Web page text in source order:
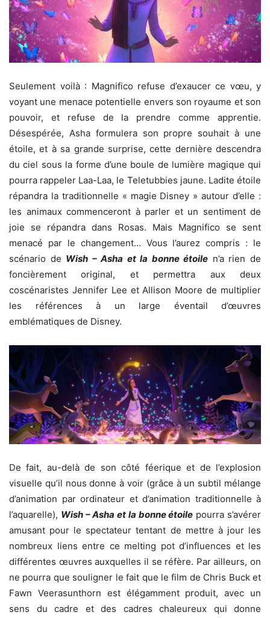
Seulement voilà : Magnifico refuse d’exaucer ce vœu, y
voyant une menace potentielle envers son royaume et son
pouvoir, et refuse de la prendre comme apprentie.
Désespérée, Asha formulera son propre souhait à une
étoile, et à sa grande surprise, cette dernière descendra
du ciel sous la forme d’une boule de lumière magique qui
pourra rappeler Laa-Laa, le Teletubbies jaune. Ladite étoile
répandra la traditionnelle « magie Disney » autour d’elle :
les animaux commenceront à parler et un sentiment de
joie se répandra dans Rosas. Mais Magnifico se sent
menacé par le changement… Vous l’aurez compris : le
scénario de Wish – Asha et la bonne étoile n’a rien de
foncièrement original, et permettra aux deux
coscénaristes Jennifer Lee et Allison Moore de multiplier
les références à un large éventail d’œuvres
emblématiques de Disney.
De fait, au-delà de son côté féerique et de l’explosion
visuelle qu’il nous donne à voir (grâce à un subtil mélange
d’animation par ordinateur et d’animation traditionnelle à
l’aquarelle), Wish – Asha et la bonne étoile pourra s’avérer
amusant pour le spectateur tentant de mettre à jour les
nombreux liens entre ce melting pot d’influences et les
différentes œuvres auxquelles il se réfère. Par ailleurs, on
ne pourra que souligner le fait que le film de Chris Buck et
Fawn Veerasunthorn est élégamment produit, avec un
sens du cadre et des cadres chaleureux qui donne